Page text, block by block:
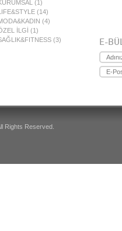
(1)
LIFE&STYLE (14)
(4)
İLGİ (1)
(3) E-
Rights Reserved.